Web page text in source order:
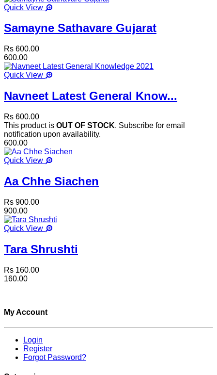
Quick View
Samayne Sathavare Gujarat
Rs 600.00
600.00
Quick View
Navneet Latest General Know...
Rs 600.00
This product is OUT OF STOCK. Subscribe for email
notification upon availability.
600.00
Quick View
Aa Chhe Siachen
Rs 900.00
900.00
Quick View
Tara Shrushti
Rs 160.00
160.00
My Account
Login
Register
Forgot Password?